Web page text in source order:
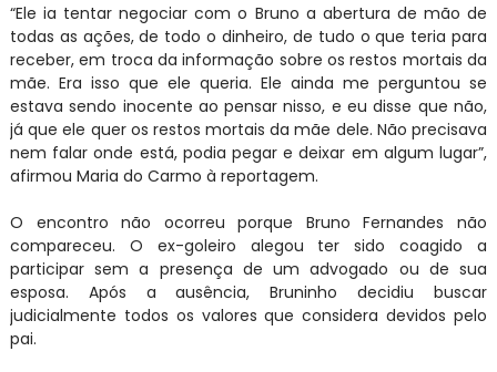
“Ele ia tentar negociar com o Bruno a abertura de mão de
todas as ações, de todo o dinheiro, de tudo o que teria para
receber, em troca da informação sobre os restos mortais da
mãe. Era isso que ele queria. Ele ainda me perguntou se
estava sendo inocente ao pensar nisso, e eu disse que não,
já que ele quer os restos mortais da mãe dele. Não precisava
nem falar onde está, podia pegar e deixar em algum lugar”,
afirmou Maria do Carmo à reportagem.
O encontro não ocorreu porque Bruno Fernandes não
compareceu. O ex-goleiro alegou ter sido coagido a
participar sem a presença de um advogado ou de sua
esposa. Após a ausência, Bruninho decidiu buscar
judicialmente todos os valores que considera devidos pelo
pai.